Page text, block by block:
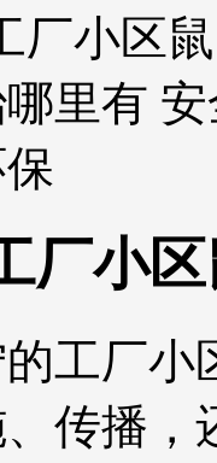
厂小
工厂小
传播，